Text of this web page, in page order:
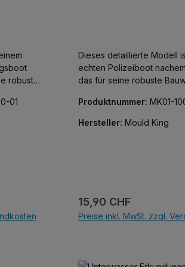
robuste
462
und
01
Dieses detaillierte Modell
echten Polizeiboot
das für seine robuste
bekannt ist. Mit 413 Teilen
Set perfekt für diejenigen,
akribische Details und
Produktnummer: MK01-
Hersteller: Mould King
Regulärer Preis:
15,90 CHF
Preise inkl. MwSt. zzgl.